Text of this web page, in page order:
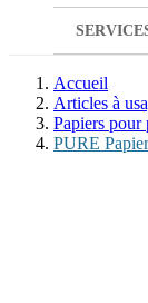
Accueil
Articles à
Papiers pour
PURE